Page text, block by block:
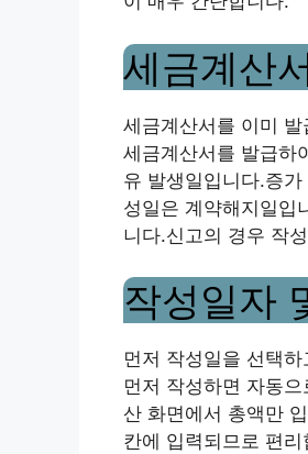
세금계산
세금계산서를 이미
세금계산서를 발급하
유 발생일입니다.증
성일은 계약해지일입
니다.신고의 경우 작
작성일자
먼저 작성일을 선택
먼저 작성하면 자동
산 화면에서 총액만
칸에 입력되므로 편리